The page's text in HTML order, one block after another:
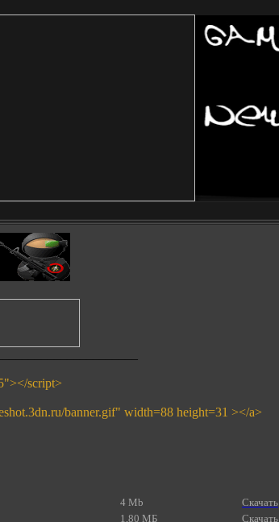
script>
banner.gif" width=88 height=31 ></a>
4 Mb
Скачать
1,80 МБ
Скачать